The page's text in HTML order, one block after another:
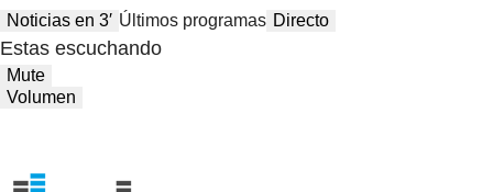
Noticias en 3′ Últimos programas Directo
Estas escuchando
Mute
Volumen